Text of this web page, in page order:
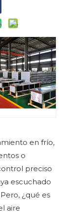
en frío,
o
preciso
escuchado
¿qué es
aire